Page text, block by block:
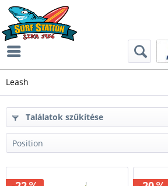
Leash
Találatok szűkítése